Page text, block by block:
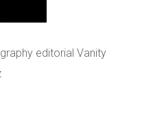
editorial Vanity